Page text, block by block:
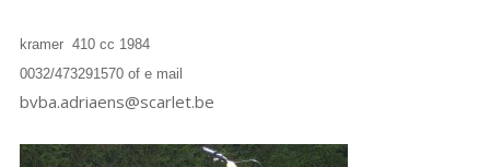
kramer 410 cc 1984
0032/473291570 of e mail
bvba.adriaens@scarlet.be